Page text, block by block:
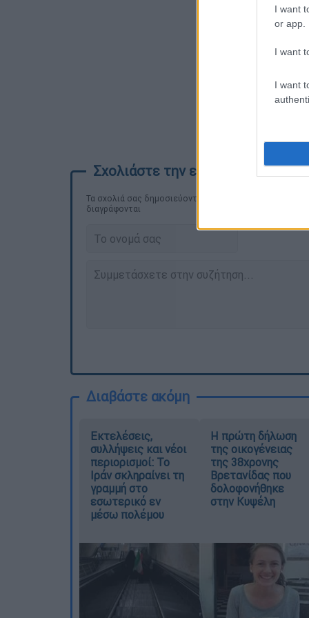
I want
or app.
I want
I want
Τα σχολιά σας δημοσιεύονται άμεσα με δική σας
διαγράφονται
Διαβάστε ακόμη
Εκτελέσεις,
συλλήψεις και νέοι
περιορισμοί: Το
Ιράν σκληραίνει τη
γραμμή στο
εσωτερικό εν
μέσω πολέμου
Η πρώτη δήλωση
της οικογένειας
της 38χρονης
Βρετανίδας που
δολοφονήθηκε
στην Κυψέλη